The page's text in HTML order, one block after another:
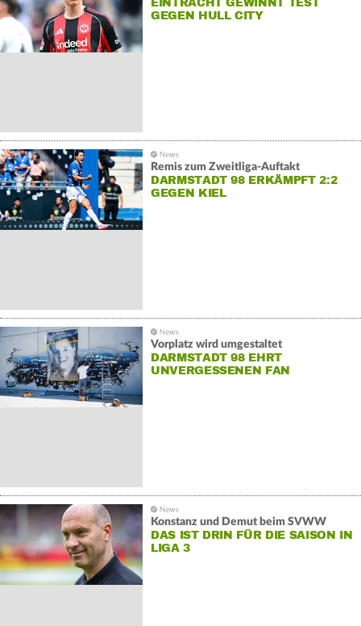
GEGEN HULL CITY
Remis zum Zweitliga-Auftakt
DARMSTADT 98 ERKÄMPFT 2:2
GEGEN KIEL
Vorplatz wird umgestaltet
DARMSTADT 98 EHRT
UNVERGESSENEN FAN
Konstanz und Demut beim SVWW
DAS IST DRIN FÜR DIE SAISON IN
LIGA 3